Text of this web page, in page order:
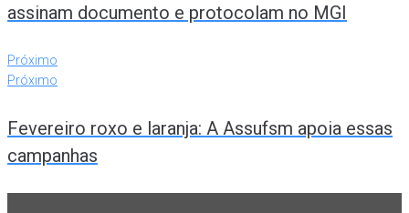
assinam documento e protocolam no MGI
Próximo
Próximo
Fevereiro roxo e laranja: A Assufsm apoia essas
campanhas